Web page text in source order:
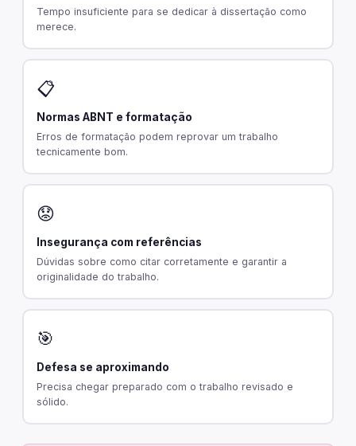
Tempo insuficiente para se dedicar à dissertação como
merece.
📋
Normas ABNT e formatação
Erros de formatação podem reprovar um trabalho
tecnicamente bom.
😟
Insegurança com referências
Dúvidas sobre como citar corretamente e garantir a
originalidade do trabalho.
🎯
Defesa se aproximando
Precisa chegar preparado com o trabalho revisado e
sólido.